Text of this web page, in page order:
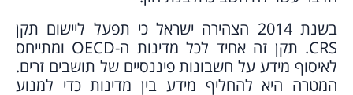
בשנת 2014 הצהירה ישראל כי תפעל ליישום תקן
CRS. תקן זה אחיד לכל מדינות ה-OECD ומתייחס
לאיסוף מידע על חשבונות פיננסיים של תושבים זרים.
המטרה היא להחליף מידע בין מדינות כדי למנוע